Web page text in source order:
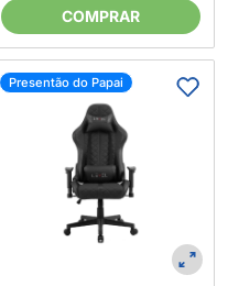
COMPRAR
Presentão do Papai